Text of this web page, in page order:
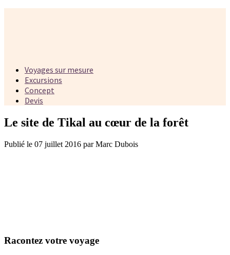
Voyages sur mesure
Excursions
Concept
Devis
Le site de Tikal au cœur de la forêt
Publié le 07 juillet 2016 par Marc Dubois
Racontez votre voyage